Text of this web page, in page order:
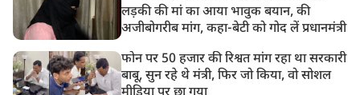
लड़की की मां का आया भावुक बयान, की
अजीबोगरीब मांग, कहा-बेटी को गोद लें प्रधानमंत्री
फोन पर 50 हजार की रिश्वत मांग रहा था सरकारी
बाबू, सुन रहे थे मंत्री, फिर जो किया, वो सोशल